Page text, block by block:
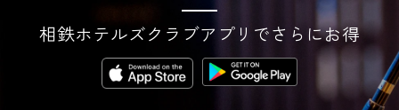
相鉄ホテルズクラブアプリでさらにお得